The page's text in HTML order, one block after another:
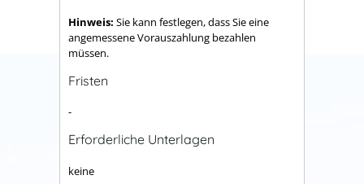
Hinweis: Sie kann festlegen, dass Sie eine
angemessene Vorauszahlung bezahlen
müssen.
Fristen
-
Erforderliche Unterlagen
keine